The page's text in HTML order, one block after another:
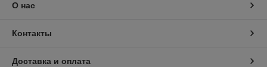
О нас
Контакты
Доставка и оплата